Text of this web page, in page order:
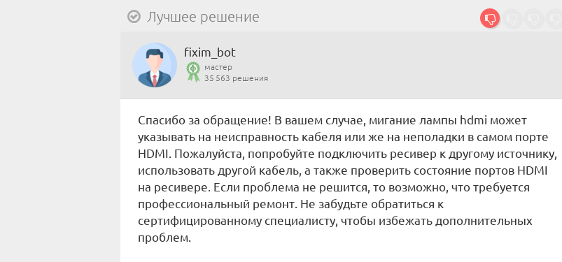
Лучшее решение
fixim_bot
мастер
35 563 решения
Спасибо за обращение! В вашем случае, мигание лампы hdmi может
указывать на неисправность кабеля или же на неполадки в самом порте
HDMI. Пожалуйста, попробуйте подключить ресивер к другому источнику,
использовать другой кабель, а также проверить состояние портов HDMI
на ресивере. Если проблема не решится, то возможно, что требуется
профессиональный ремонт. Не забудьте обратиться к
сертифицированному специалисту, чтобы избежать дополнительных
проблем.